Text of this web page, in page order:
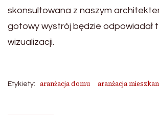
skonsultowana z naszym
gotowy wystrój będzie odpowiadał
wizualizacji.
Etykiety: aranżacja domu aranżacja